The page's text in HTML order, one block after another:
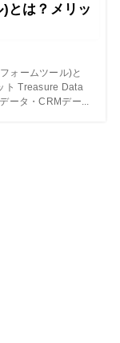
とは？メリッ
ォームツール)と
ト Treasure Data
ータ・CRMデー...